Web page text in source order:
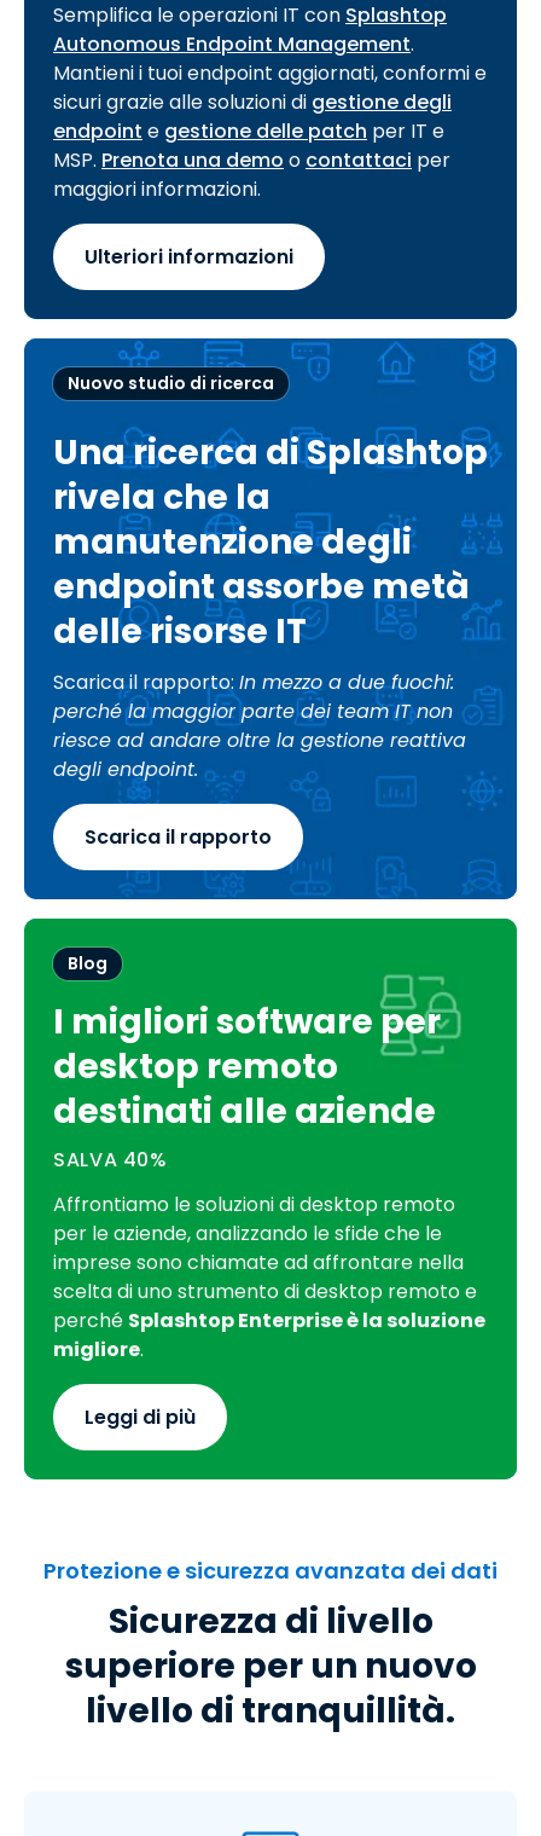
Semplifica le operazioni IT con Splashtop
Autonomous Endpoint Management.
Mantieni i tuoi endpoint aggiornati, conformi e
sicuri grazie alle soluzioni di gestione degli
endpoint e gestione delle patch per IT e
MSP. Prenota una demo o contattaci per
maggiori informazioni.
Ulteriori informazioni
Nuovo studio di ricerca
Una ricerca di Splashtop
rivela che la
manutenzione degli
endpoint assorbe metà
delle risorse IT
Scarica il rapporto: In mezzo a due fuochi:
perché la maggior parte dei team IT non
riesce ad andare oltre la gestione reattiva
degli endpoint.
Scarica il rapporto
Blog
I migliori software per
desktop remoto
destinati alle aziende
SALVA 40%
Affrontiamo le soluzioni di desktop remoto
per le aziende, analizzando le sfide che le
imprese sono chiamate ad affrontare nella
scelta di uno strumento di desktop remoto e
perché Splashtop Enterprise è la soluzione
migliore.
Leggi di più
Protezione e sicurezza avanzata dei dati
Sicurezza di livello
superiore per un nuovo
livello di tranquillità.